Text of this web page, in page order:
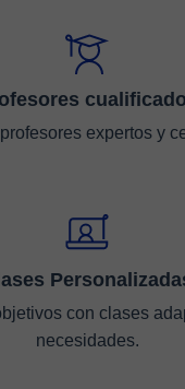
expertos y
con clases
necesidades.